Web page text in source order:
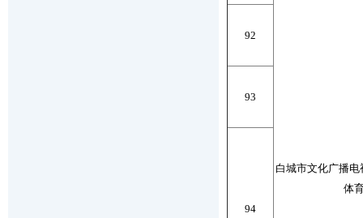
白城市文化广播
体
92
93
94